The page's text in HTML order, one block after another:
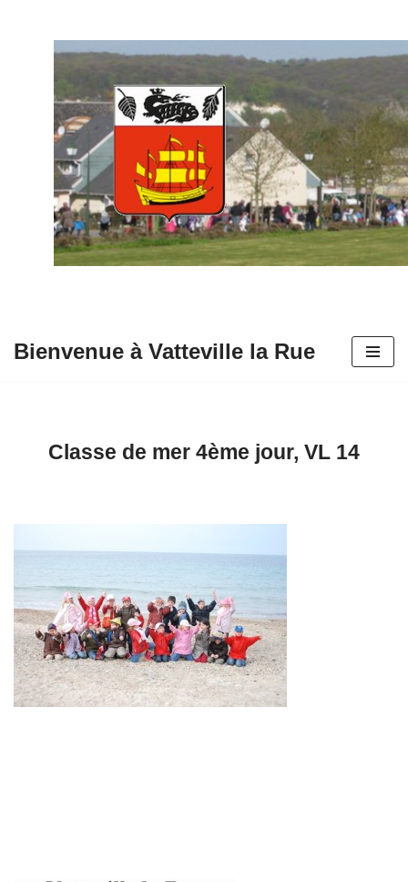
contenu
Bienvenue à Vatteville la Rue
Classe de mer 4ème jour, VL 14